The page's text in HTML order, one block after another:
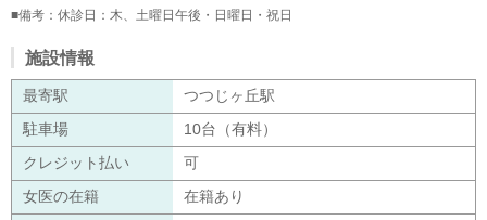
■備考：休診日：木、土曜日午後・日曜日・祝日
施設情報
最寄駅 つつじヶ丘駅
駐車場 10台（有料）
クレジット払い 可
女医の在籍 在籍あり